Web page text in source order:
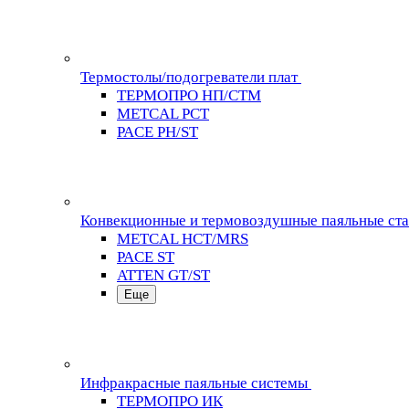
Термостолы/подогреватели плат
ТЕРМОПРО НП/СТМ
METCAL PCT
PACE PH/ST
Конвекционные и термовоздушные паяльные
METCAL HCT/MRS
PACE ST
ATTEN GT/ST
Еще
Инфракрасные паяльные системы
ТЕРМОПРО ИК